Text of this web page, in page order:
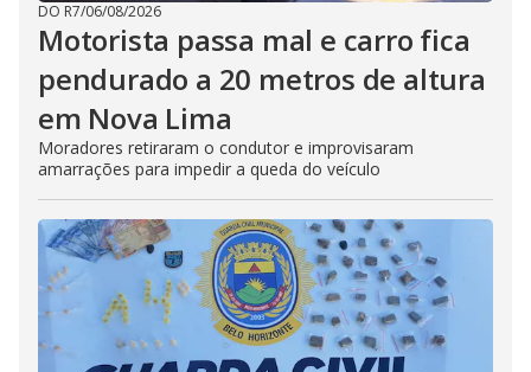
DO R7/06/08/2026
Motorista passa mal e carro fica
pendurado a 20 metros de altura
em Nova Lima
Moradores retiraram o condutor e improvisaram
amarrações para impedir a queda do veículo